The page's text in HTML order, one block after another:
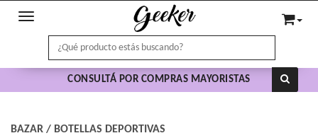
Toggle navigation
CONSULTÁ POR COMPRAS MAYORISTAS
BAZAR / BOTELLAS DEPORTIVAS